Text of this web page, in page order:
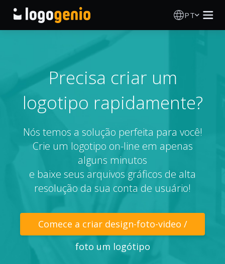
PT
Gerador de logótipos IA
Ideias de logótipos
Produtos impressos
Sobre
Blog
INICIAR SESSÃO
Precisa criar um
logotipo rapidamente?
Nós temos a solução perfeita para você!
Crie um logotipo on-line em apenas
alguns minutos
e baixe seus arquivos gráficos de alta
resolução da sua conta de usuário!
Comece a criar design-foto-video /
foto um logótipo